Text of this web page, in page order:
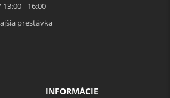
13:00 - 16:00
prestávka
INFORMÁCIE